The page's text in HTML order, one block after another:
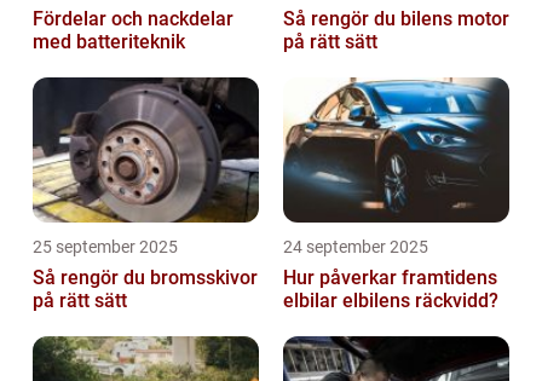
Fördelar och nackdelar
med batteriteknik
Så rengör du bilens motor
på rätt sätt
25 september 2025
Så rengör du bromsskivor
på rätt sätt
24 september 2025
Hur påverkar framtidens
elbilar elbilens räckvidd?